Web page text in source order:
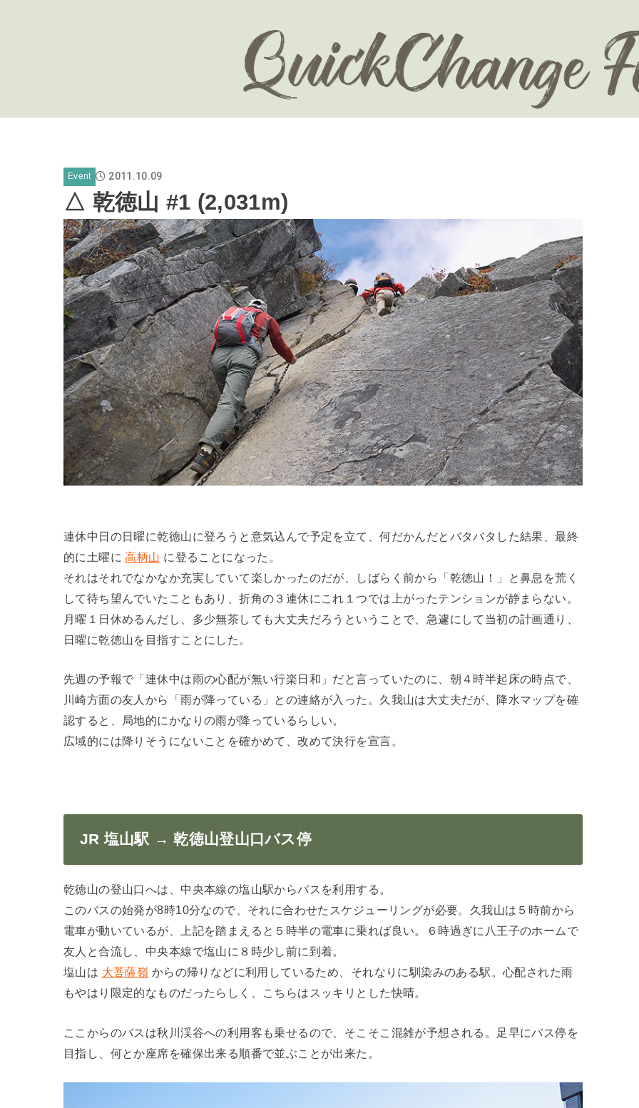
Event 2011.10.09
△ 乾徳山 #1 (2,031m)
連休中日の日曜に乾徳山に登ろうと意気込んで予定を立て、何だかんだとバタバタした結果、最終
的に土曜に高柄山 に登ることになった。
それはそれでなかなか充実していて楽しかったのだが、しばらく前から「乾徳山！」と鼻息を荒く
して待ち望んでいたこともあり、折角の３連休にこれ１つでは上がったテンションが静まらない。
月曜１日休めるんだし、多少無茶しても大丈夫だろうということで、急遽にして当初の計画通り、
日曜に乾徳山を目指すことにした。
先週の予報で「連休中は雨の心配が無い行楽日和」だと言っていたのに、朝４時半起床の時点で、
川崎方面の友人から「雨が降っている」との連絡が入った。久我山は大丈夫だが、降水マップを確
認すると、局地的にかなりの雨が降っているらしい。
広域的には降りそうにないことを確かめて、改めて決行を宣言。
JR 塩山駅 → 乾徳山登山口バス停
乾徳山の登山口へは、中央本線の塩山駅からバスを利用する。
このバスの始発が8時10分なので、それに合わせたスケジューリングが必要。久我山は５時前から
電車が動いているが、上記を踏まえると５時半の電車に乗れば良い。６時過ぎに八王子のホームで
友人と合流し、中央本線で塩山に８時少し前に到着。
塩山は 大菩薩嶺 からの帰りなどに利用しているため、それなりに馴染みのある駅。心配された雨
もやはり限定的なものだったらしく、こちらはスッキリとした快晴。
ここからのバスは秋川渓谷への利用客も乗せるので、そこそこ混雑が予想される。足早にバス停を
目指し、何とか座席を確保出来る順番で並ぶことが出来た。